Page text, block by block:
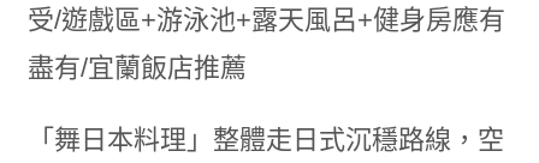
「舞日本料理」整體走日式沉穩路線，空